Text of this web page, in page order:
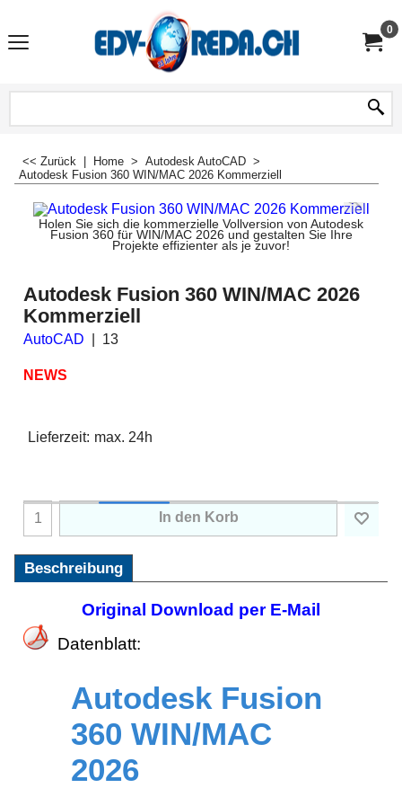
0
<< Zurück Home > Autodesk AutoCAD >
Autodesk Fusion 360 WIN/MAC 2026 Kommerziell
Holen Sie sich die kommerzielle Vollversion von Autodesk
Fusion 360 für WIN/MAC 2026 und gestalten Sie Ihre
Projekte effizienter als je zuvor!
Autodesk Fusion 360 WIN/MAC 2026
Kommerziell
AutoCAD 13
NEWS
Lieferzeit: max. 24h
In den Korb
Beschreibung
Original Download per E-Mail
Datenblatt:
Autodesk Fusion
360 WIN/MAC
2026